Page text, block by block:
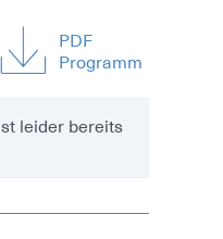
PDF
Programm
leider bereits